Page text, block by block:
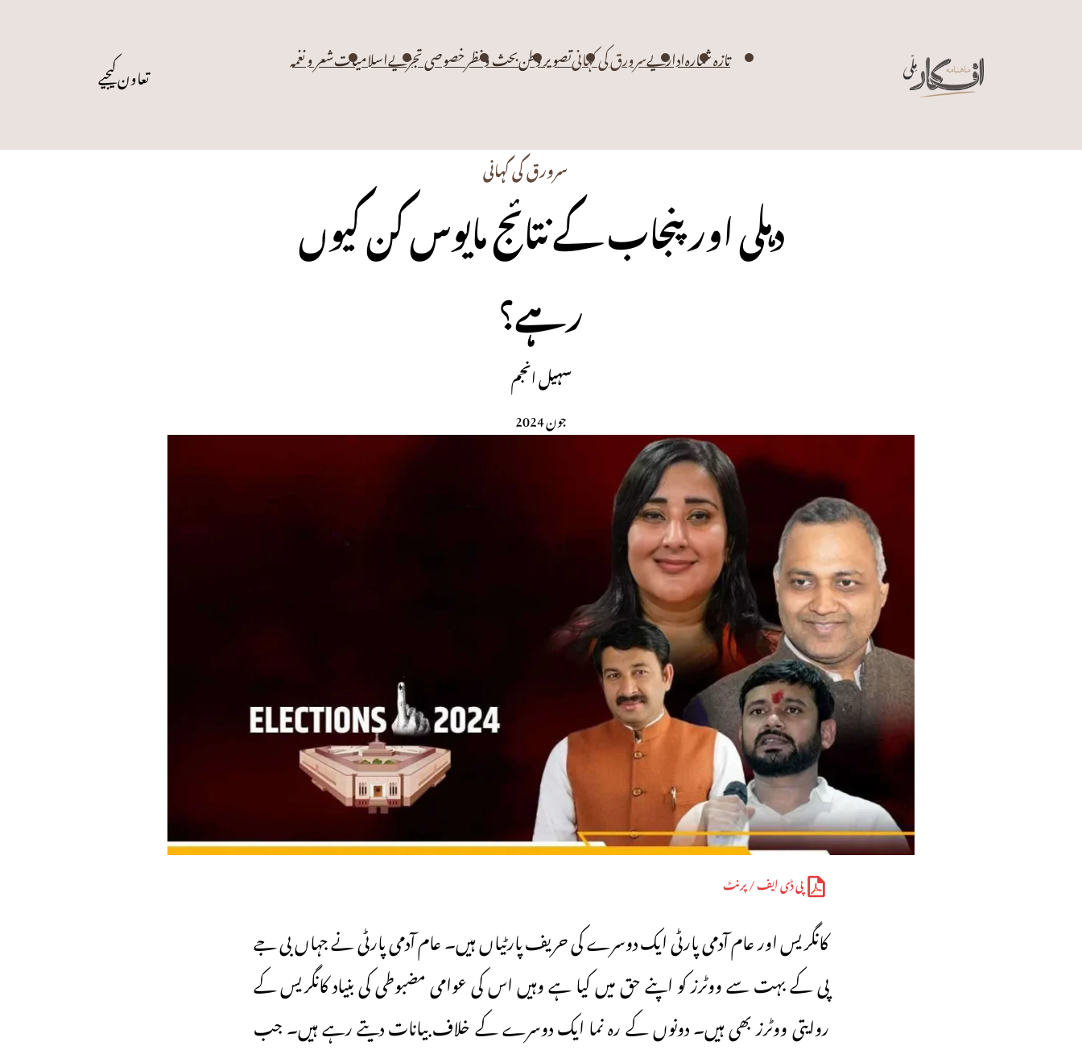
تازہ شمارہاداریےسرورق کی کہانیتصویر وطنبحث و نظرخصوصی تجزیےاسلامیاتشعر و نغمہ تعاون کیجیے
سرورق کی کہانی
دہلی اور پنجاب کے نتائج مایوس کن کیوں
رہے؟
سہیل انجم
جون 2024
پی ڈی ایف / پرنٹ
کانگریس اور عام آدمی پارٹی ایک دوسرے کی حریف پارٹیاں ہیں۔ عام آدمی پارٹی نے جہاں بی جے
پی کے بہت سے ووٹرز کو اپنے حق میں کیا ہے وہیں اس کی عوامی مضبوطی کی بنیاد کانگریس کے
روایتی ووٹرز بھی ہیں۔ دونوں کے رہ نما ایک دوسرے کے خلاف بیانات دیتے رہے ہیں۔ جب